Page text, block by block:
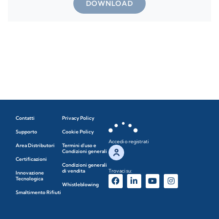
DOWNLOAD
Contatti
Supporto
Area Distributori
Certificazioni
Innovazione
Tecnologica
Smaltimento Rifiuti
Privacy Policy
Cookie Policy
Termini d'uso e
Condizioni generali
Condizioni generali
di vendita
Whistleblowing
Accedi o registrati
Trovaci su: